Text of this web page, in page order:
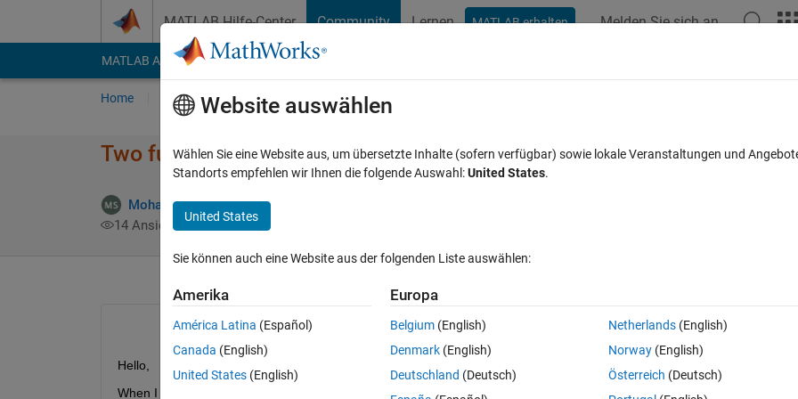
MATLAB Hilfe-Center Community Lernen MATLAB erhalten Melden Sie sich an
MATLAB Answers File Exchange Cody
Home Fragen Antworten Durchsuchen
Two functions having the same name but one being capital?
Mohammad Shojaei Arani
14 Ansichten (30 Tage)
0 Stimmen
Hello,
When I google it I do not find anything saying that matlab is NOT case sensitive with regard to function names (so, then I
Website auswählen
Wählen Sie eine Website aus, um übersetzte Inhalte (sofern verfügbar) sowie lokale Veranstaltungen und
Standorts empfehlen wir Ihnen die folgende Auswahl:United States.
United States
Sie können auch eine Website aus der folgenden Liste auswählen:
Amerika
América Latina (Español)
Canada (English)
United States (English)
Europa
Belgium (English)
Denmark (English)
Deutschland (Deutsch)
Netherlands(English)
Norway(English)
Österreich (Deutsch)